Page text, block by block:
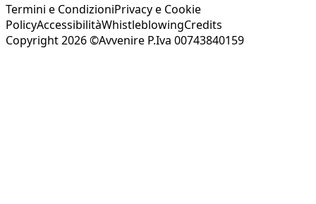
Termini e CondizioniPrivacy e Cookie
PolicyAccessibilitàWhistleblowingCredits
Copyright 2026 ©Avvenire P.Iva 00743840159